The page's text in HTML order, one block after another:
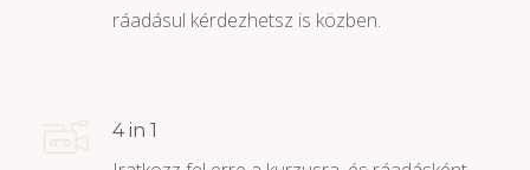
ráadásul kérdezhetsz is közben.
4 in 1